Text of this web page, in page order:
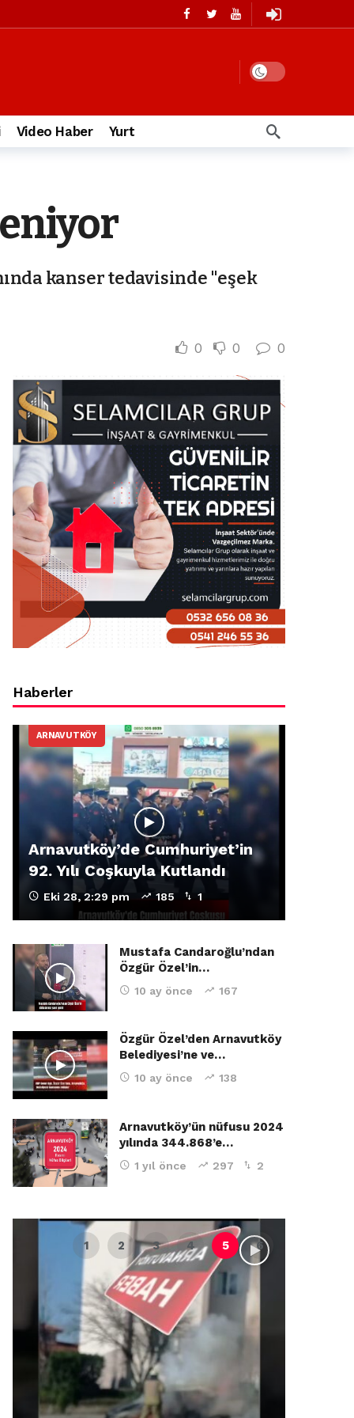
Video Haber Yurt
kanser tedavisinde "eşek
0 0 0
Haberler
ARNAVUTKÖY
Arnavutköy’de Cumhuriyet’in
92. Yılı Coşkuyla Kutlandı
Eki 28, 2:29 pm 185 1
Mustafa Candaroğlu’ndan
Özgür Özel’in…
10 ay önce 167
Özgür Özel’den Arnavutköy
Belediyesi’ne ve…
10 ay önce 138
Arnavutköy’ün nüfusu 2024
yılında 344.868’e…
1 yıl önce 297 2